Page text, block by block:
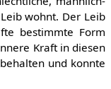
wohnt. Der Leib
bestimmte Form
Kraft in diesen
und konnte